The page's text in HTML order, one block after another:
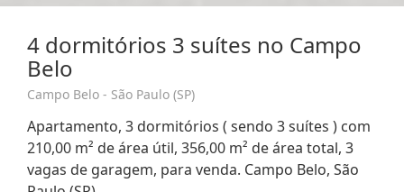
4 dormitórios 3 suítes no Campo
Belo
Campo Belo - São Paulo (SP)
Apartamento, 3 dormitórios ( sendo 3 suítes ) com
210,00 m² de área útil, 356,00 m² de área total, 3
vagas de garagem, para venda. Campo Belo, São